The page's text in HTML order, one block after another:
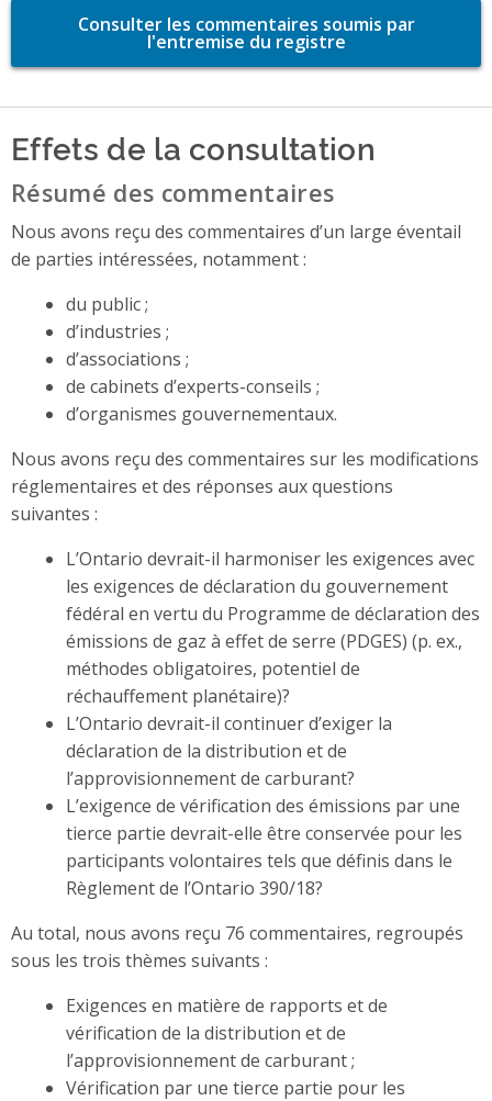
Consulter les commentaires soumis par
l'entremise du registre
Effets de la consultation
Résumé des commentaires
Nous avons reçu des commentaires d’un large éventail
de parties intéressées, notamment :
du public ;
d’industries ;
d’associations ;
de cabinets d’experts-conseils ;
d’organismes gouvernementaux.
Nous avons reçu des commentaires sur les modifications
réglementaires et des réponses aux questions
suivantes :
L’Ontario devrait-il harmoniser les exigences avec
les exigences de déclaration du gouvernement
fédéral en vertu du Programme de déclaration des
émissions de gaz à effet de serre (PDGES) (p. ex.,
méthodes obligatoires, potentiel de
réchauffement planétaire)?
L’Ontario devrait-il continuer d’exiger la
déclaration de la distribution et de
l’approvisionnement de carburant?
L’exigence de vérification des émissions par une
tierce partie devrait-elle être conservée pour les
participants volontaires tels que définis dans le
Règlement de l’Ontario 390/18?
Au total, nous avons reçu 76 commentaires, regroupés
sous les trois thèmes suivants :
Exigences en matière de rapports et de
vérification de la distribution et de
l’approvisionnement de carburant ;
Vérification par une tierce partie pour les